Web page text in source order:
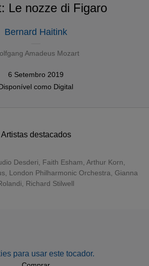
Le nozze di Figaro
Bernard Haitink
Amadeus Mozart
6 Setembro 2019
como Digital
Artistas destacados
Desderi Faith Esham Arthur Korn
, London Philharmonic Orchestra , Gianna
Richard Stilwell
para usar este tocador.